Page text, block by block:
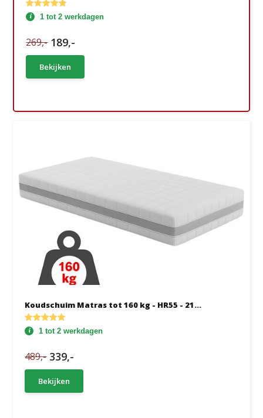
1 tot 2 werkdagen
269,- 189,-
Bekijken
Koudschuim Matras tot 160 kg - HR55 - 21...
1 tot 2 werkdagen
489,- 339,-
Bekijken